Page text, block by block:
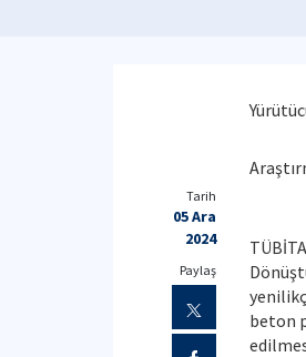
beton
Tarih
05 Ara
2024
Paylaş